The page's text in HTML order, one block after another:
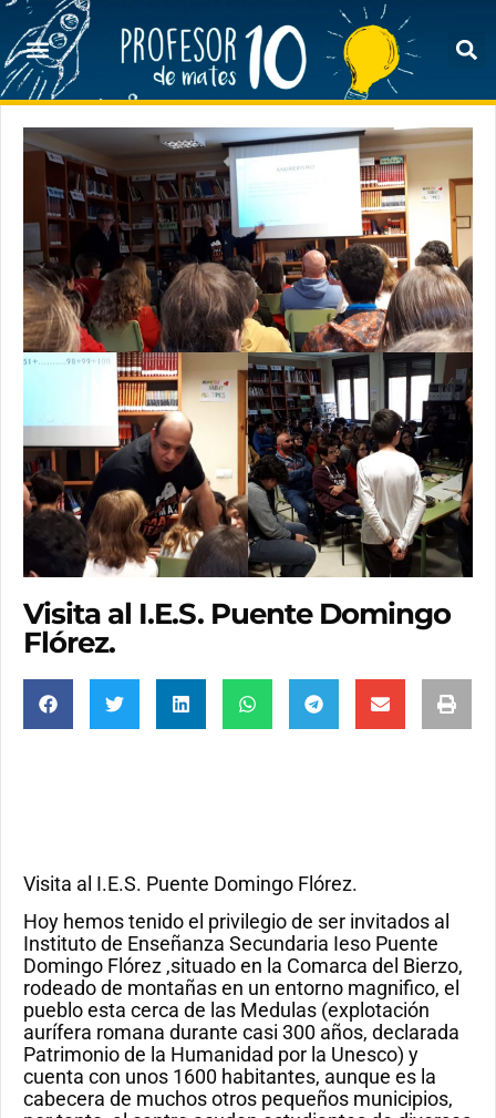
Visita al I.E.S. Puente Domingo
Flórez.
Visita al I.E.S. Puente Domingo Flórez.
Hoy hemos tenido el privilegio de ser invitados al
Instituto de Enseñanza Secundaria Ieso Puente
Domingo Flórez ,situado en la Comarca del Bierzo,
rodeado de montañas en un entorno magnifico, el
pueblo esta cerca de las Medulas (explotación
aurífera romana durante casi 300 años, declarada
Patrimonio de la Humanidad por la Unesco) y
cuenta con unos 1600 habitantes, aunque es la
cabecera de muchosotros pequeños municipios,